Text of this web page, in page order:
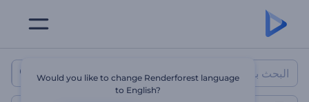
قوالب مقدمة يوتيوب وشاشات
Would you like to change Renderforest language
to English?